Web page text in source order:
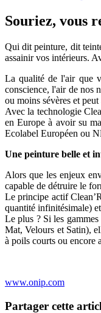
Souriez, vous
Qui dit peinture, dit
assainir vos intérieurs.
La qualité de l'air que
conscience, l'air de nos
ou moins sévères et
Avec la technologie
en Europe à avoir su
Ecolabel Européen ou
Une peinture belle et
Alors que les enjeux
capable de détruire le
Le principe actif
quantité infinitésimale)
Le plus ? Si les
Mat, Velours et Satin),
à poils courts ou encore
www.onip.com
Partager cette